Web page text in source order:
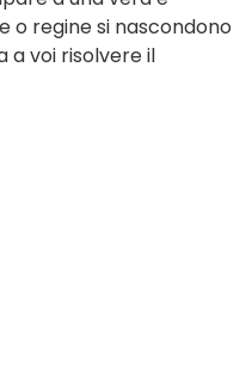
o regine si nascondono
a voi risolvere il